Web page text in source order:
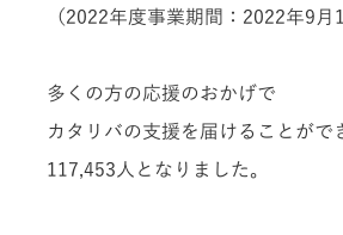
（2022年度事業期間：2022年9月
多くの方の応援のおかげで
カタリバの支援を届けることがで
117,453人となりました。